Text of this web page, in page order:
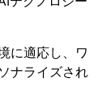
に適応し、ワ
ナライズされ